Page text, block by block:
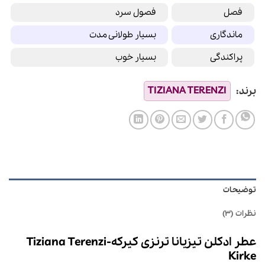
فصل
فصول سرد
ماندگاری
بسیار طولانی مدت
پراکندگی
بسیار خوب
توضیحات
نظرات (3)
عطر ادکلن تیزیانا ترنزی کیرکه-Tiziana Terenzi
Kirke